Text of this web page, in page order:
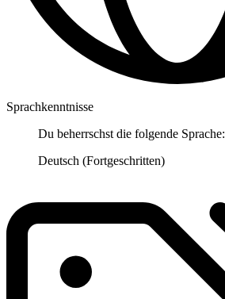
Sprachkenntnisse
Du beherrschst die folgende Sprache:
Deutsch (Fortgeschritten)